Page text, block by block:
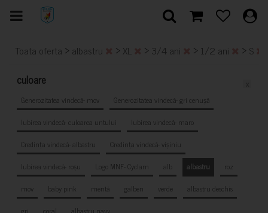
Toata oferta > albastru > XL > 3/4 ani > 1/2 ani > S
culoare
Generozitatea vindecă- mov
Generozitatea vindecă- gri cenușă
Iubirea vindecă- culoarea untului
Iubirea vindecă- maro
Credința vindecă- albastru
Credința vindecă- vișiniu
Iubirea vindecă- roșu
Logo MNF- Cyclam alb albastru
roz
mov
baby pink mentă galben verde
albastru deschis
gri
coral albastru navy